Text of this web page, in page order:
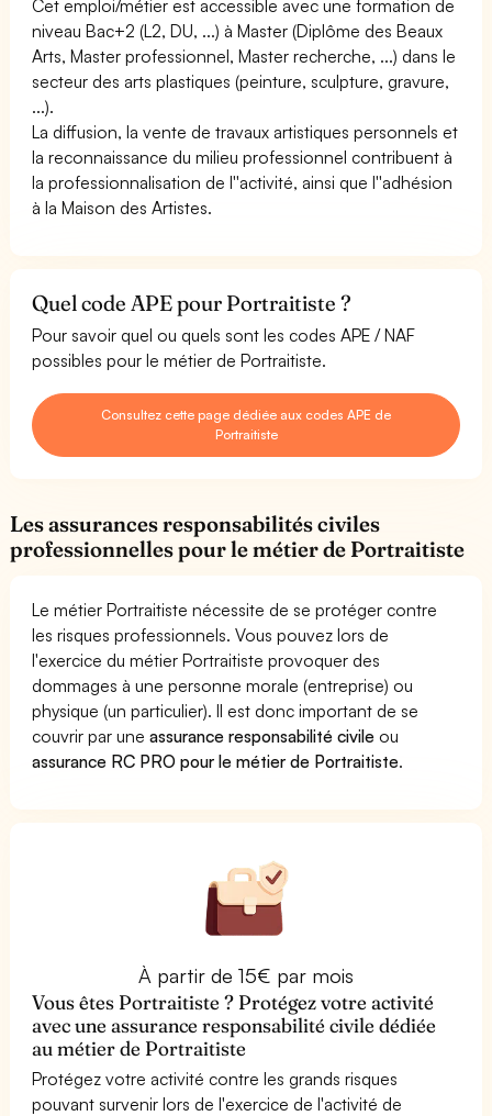
Cet emploi/métier est accessible avec une formation de
niveau Bac+2 (L2, DU, ...) à Master (Diplôme des Beaux
Arts, Master professionnel, Master recherche, ...) dans le
secteur des arts plastiques (peinture, sculpture, gravure,
...).
La diffusion, la vente de travaux artistiques personnels et
la reconnaissance du milieu professionnel contribuent à
la professionnalisation de l''activité, ainsi que l''adhésion
à la Maison des Artistes.
Quel code APE pour Portraitiste ?
Pour savoir quel ou quels sont les codes APE / NAF
possibles pour le métier de Portraitiste.
Consultez cette page dédiée aux codes APE de
Portraitiste
Les assurances responsabilités civiles
professionnelles pour le métier de Portraitiste
Le métier Portraitiste nécessite de se protéger contre
les risques professionnels. Vous pouvez lors de
l'exercice du métier Portraitiste provoquer des
dommages à une personne morale (entreprise) ou
physique (un particulier). Il est donc important de se
couvrir par uneassurance responsabilité civile ou
assurance RC PRO pour le métier de Portraitiste.
À partir de 15€ par mois
Vous êtes Portraitiste ? Protégez votre activité
avec une assurance responsabilité civile dédiée
au métier de Portraitiste
Protégez votre activité contre les grands risques
pouvant survenir lors de l'exercice de l'activité de